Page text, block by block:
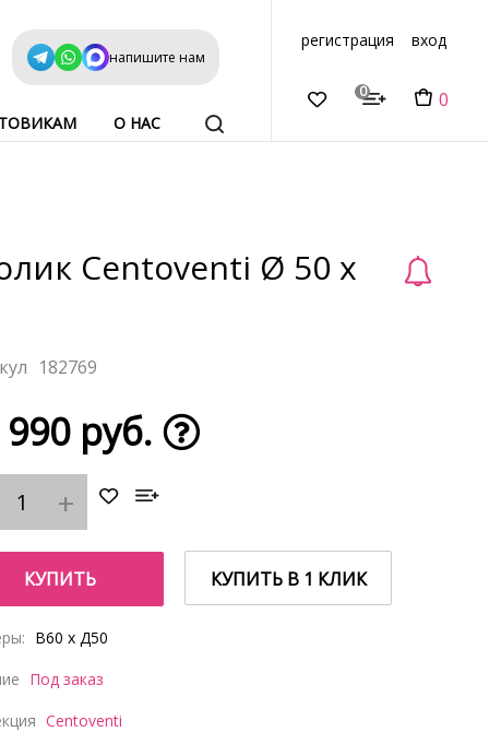
напишите нам
О НАС
регистрация вход
0 0
Centoventi Ø 50 x
182769
990 руб.
КУПИТЬ КУПИТЬ В 1 КЛИК
В60 x Д50
Под заказ
Centoventi